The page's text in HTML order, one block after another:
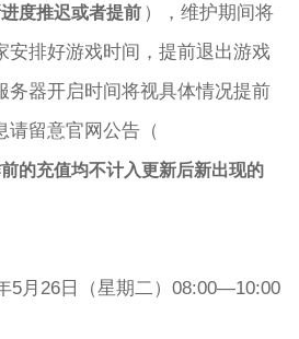
度推迟或者提前 ），维护期间将
安排好游戏时间，提前退出游戏
务器开启时间将视具体情况提前
请留意官网公告（
的充值均不计入更新后新出现的
5月26日（星期二）08:00—10:00